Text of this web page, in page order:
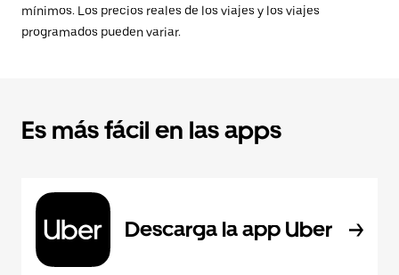
mínimos. Los precios reales de los viajes y los viajes
programados pueden variar.
Es más fácil en las apps
Descarga la app Uber